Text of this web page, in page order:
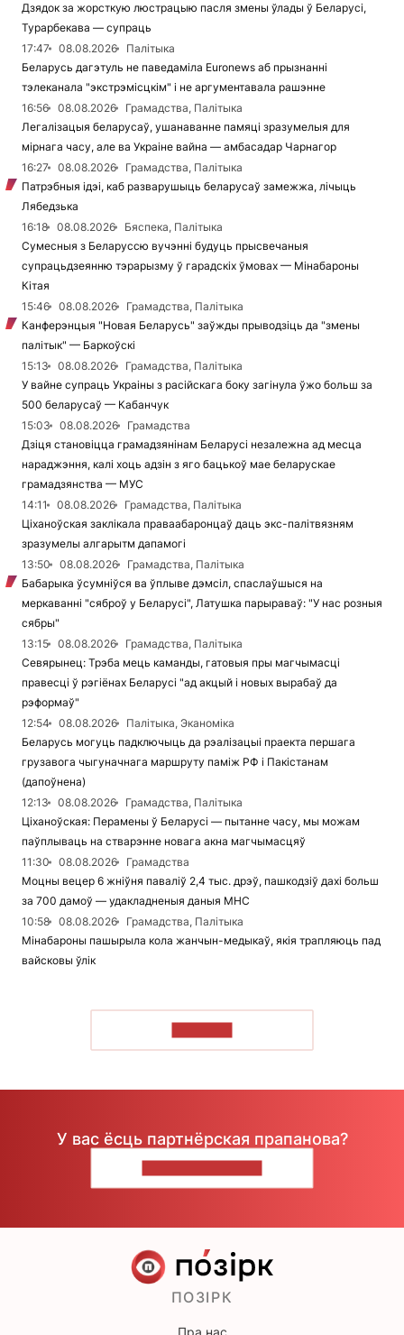
Дзядок за жорсткую люстрацыю пасля змены ўлады ў Беларусі,
Турарбекава — супраць
17:47
08.08.2026
Палітыка
Беларусь дагэтуль не паведаміла Euronews аб прызнанні
тэлеканала "экстрэмісцкім" і не аргументавала рашэнне
16:56
08.08.2026
Грамадства, Палітыка
Легалізацыя беларусаў, ушанаванне памяці зразумелыя для
мірнага часу, але ва Украіне вайна — амбасадар Чарнагор
16:27
08.08.2026
Грамадства, Палітыка
Патрэбныя ідэі, каб разварушыць беларусаў замежжа, лічыць
Лябедзька
16:18
08.08.2026
Бяспека, Палітыка
Сумесныя з Беларуссю вучэнні будуць прысвечаныя
супрацьдзеянню тэрарызму ў гарадскіх ўмовах — Мінабароны
Кітая
15:46
08.08.2026
Грамадства, Палітыка
Канферэнцыя "Новая Беларусь" заўжды прыводзіць да "змены
палітык" — Баркоўскі
15:13
08.08.2026
Грамадства, Палітыка
У вайне супраць Украіны з расійскага боку загінула ўжо больш за
500 беларусаў — Кабанчук
15:03
08.08.2026
Грамадства
Дзіця становіцца грамадзянінам Беларусі незалежна ад месца
нараджэння, калі хоць адзін з яго бацькоў мае беларускае
грамадзянства — МУС
14:11
08.08.2026
Грамадства, Палітыка
Ціханоўская заклікала праваабаронцаў даць экс-палітвязням
зразумелы алгарытм дапамогі
13:50
08.08.2026
Грамадства, Палітыка
Бабарыка ўсумніўся ва ўплыве дэмсіл, спаслаўшыся на
меркаванні "сяброў у Беларусі", Латушка парыраваў: "У нас розныя
сябры"
13:15
08.08.2026
Грамадства, Палітыка
Севярынец: Трэба мець каманды, гатовыя пры магчымасці
правесці ў рэгіёнах Беларусі "ад акцый і новых вырабаў да
рэформаў"
12:54
08.08.2026
Палітыка, Эканоміка
Беларусь могуць падключыць да рэалізацыі праекта першага
грузавога чыгуначнага маршруту паміж РФ і Пакістанам
(дапоўнена)
12:13
08.08.2026
Грамадства, Палітыка
Ціханоўская: Перамены ў Беларусі — пытанне часу, мы можам
паўплываць на стварэнне новага акна магчымасцяў
11:30
08.08.2026
Грамадства
Моцны вецер 6 жніўня паваліў 2,4 тыс. дрэў, пашкодзіў дахі больш
за 700 дамоў — удакладненыя даныя МНС
10:58
08.08.2026
Грамадства, Палітыка
Мінабароны пашырыла кола жанчын-медыкаў, якія трапляюць пад
вайсковы ўлік
У вас ёсць партнёрская прапанова?
ПОЗІРК
Пра нас